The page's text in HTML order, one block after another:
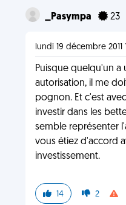
_Pasympa 23
lundi 19 décembre 2011
Puisque quelqu'un a
autorisation, il me
pognon. Et c'est
investir dans les
semble représenter
vous étiez d'accord
investissement.
14 2